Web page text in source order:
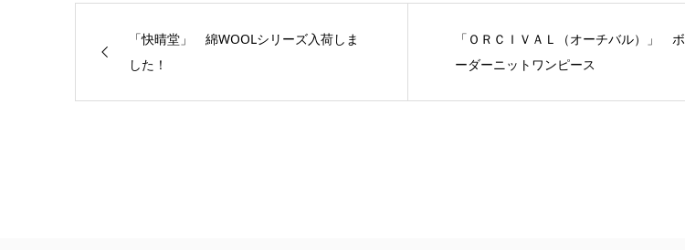
「快晴堂」 綿WOOLシリーズ入荷しま
した！
「ＯＲＣＩＶＡＬ（オーチバル）」 ボ
ーダーニットワンピース